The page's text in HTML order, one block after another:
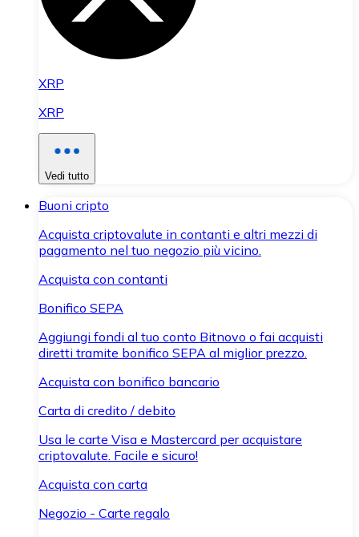
XRP
XRP
Vedi tutto
Buoni cripto
Acquista criptovalute in contanti e altri mezzi di
pagamento nel tuo negozio più vicino.
Acquista con contanti
Bonifico SEPA
Aggiungi fondi al tuo conto Bitnovo o fai acquisti
diretti tramite bonifico SEPA al miglior prezzo.
Acquista con bonifico bancario
Carta di credito / debito
Usa le carte Visa e Mastercard per acquistare
criptovalute. Facile e sicuro!
Acquista con carta
Negozio - Carte regalo